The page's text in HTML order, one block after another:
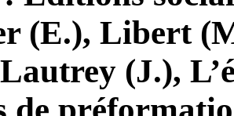
(E.), Libert
(J.),